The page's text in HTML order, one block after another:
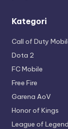
Kategori
Call of Duty
Dota 2
FC Mobile
Free Fire
Garena AoV
Honor of Kings
League of